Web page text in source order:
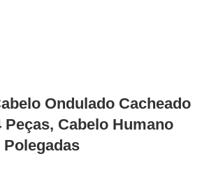
Ondulado Cacheado
Cabelo Humano
Polegadas